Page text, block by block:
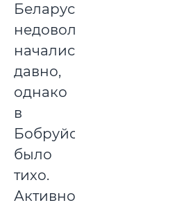
Беларуси
недовольства
начались
давно,
однако
в
Бобруйске
было
тихо.
Активность